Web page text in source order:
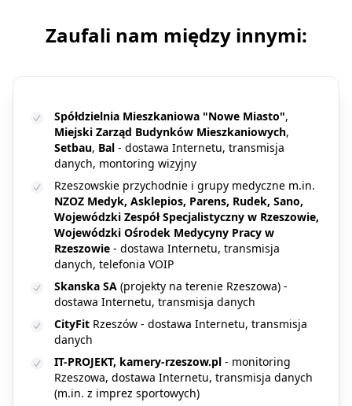
Zaufali nam między innymi:
Spółdzielnia Mieszkaniowa "Nowe Miasto",
Miejski Zarząd Budynków Mieszkaniowych,
Setbau, Bal - dostawa Internetu, transmisja
danych, montoring wizyjny
Rzeszowskie przychodnie i grupy medyczne m.in.
NZOZ Medyk, Asklepios, Parens, Rudek, Sano,
Wojewódzki Zespół Specjalistyczny w Rzeszowie,
Wojewódzki Ośrodek Medycyny Pracy w
Rzeszowie - dostawa Internetu, transmisja
danych, telefonia VOIP
Skanska SA (projekty na terenie Rzeszowa) -
dostawa Internetu, transmisja danych
CityFit Rzeszów - dostawa Internetu, transmisja
danych
IT-PROJEKT, kamery-rzeszow.pl - monitoring
Rzeszowa, dostawa Internetu, transmisja danych
(m.in. z imprez sportowych)